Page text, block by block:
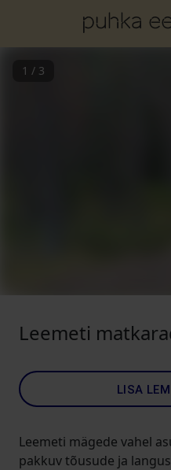
1 / 3
Leemeti
LISA
Leemeti mägede vahel
pakkuv tõusude ja